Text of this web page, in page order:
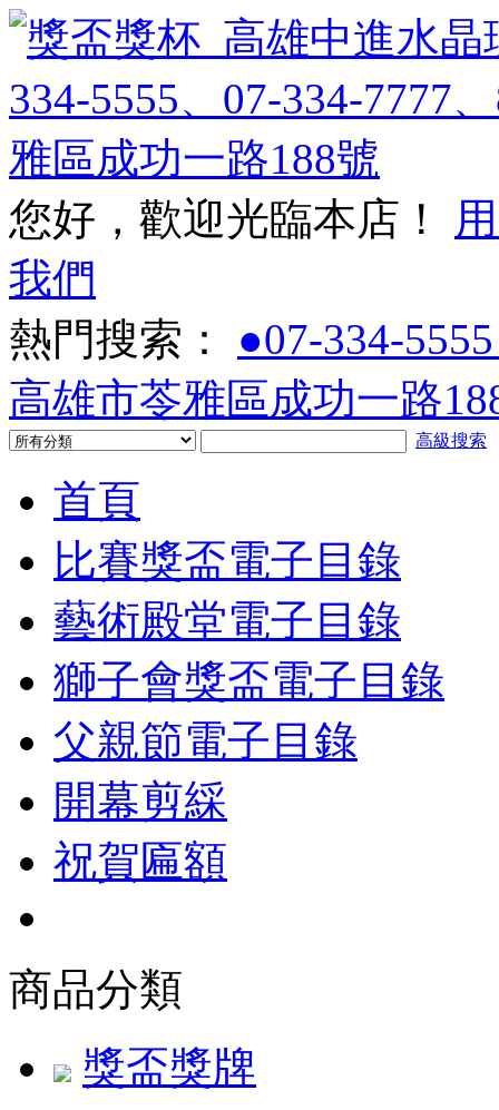
您好，歡迎光臨本店！
我們
熱門搜索： ●07-334-
高雄市苓雅區成功一路
高級搜索
首頁
比賽獎盃電子目錄
藝術殿堂電子目錄
獅子會獎盃電子目錄
父親節電子目錄
開幕剪綵
祝賀匾額
商品分類
獎盃獎牌